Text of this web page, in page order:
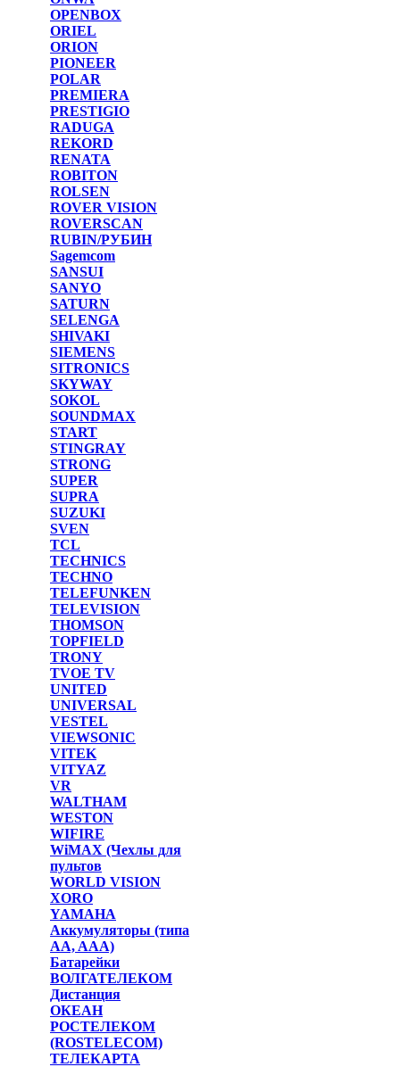
OPENBOX
ORIEL
ORION
PIONEER
POLAR
PREMIERA
PRESTIGIO
RADUGA
REKORD
RENATA
ROBITON
ROLSEN
ROVER VISION
ROVERSCAN
RUBIN/РУБИН
Sagemcom
SANSUI
SANYO
SATURN
SELENGA
SHIVAKI
SIEMENS
SITRONICS
SKYWAY
SOKOL
SOUNDMAX
START
STINGRAY
STRONG
SUPER
SUPRA
SUZUKI
SVEN
TCL
TECHNICS
TECHNO
TELEFUNKEN
TELEVISION
THOMSON
TOPFIELD
TRONY
TVOE TV
UNITED
UNIVERSAL
VESTEL
VIEWSONIC
VITEK
VITYAZ
VR
WALTHAM
WESTON
WIFIRE
WiMAX (Чехлы для
пультов
WORLD VISION
XORO
YAMAHA
Аккумуляторы (типа
AA, AAA)
Батарейки
ВОЛГАТЕЛЕКОМ
Дистанция
ОКЕАН
РОСТЕЛЕКОМ
(ROSTELECOM)
ТЕЛЕКАРТА